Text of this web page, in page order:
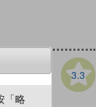
3.3
「略